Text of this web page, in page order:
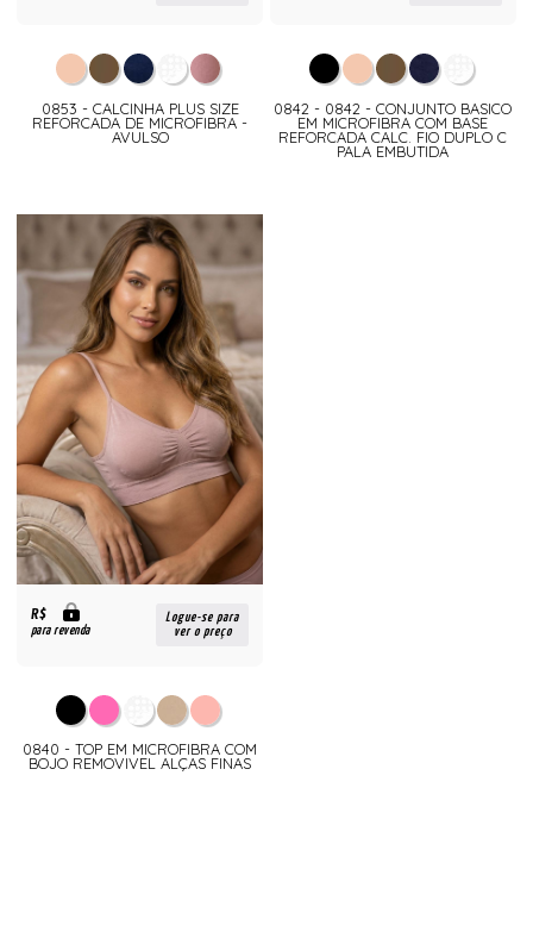
0853 - CALCINHA PLUS SIZE
REFORCADA DE MICROFIBRA -
AVULSO
0842 - 0842 - CONJUNTO BASICO
EM MICROFIBRA COM BASE
REFORCADA CALC. FIO DUPLO C
PALA EMBUTIDA
R$
para revenda
Logue-se para
ver o preço
0840 - TOP EM MICROFIBRA COM
BOJO REMOVIVEL ALÇAS FINAS